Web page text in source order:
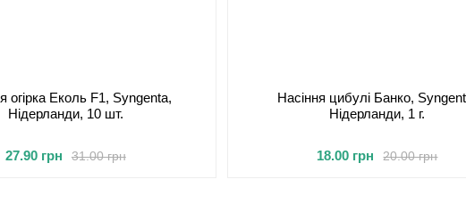
огірка Еколь F1, Syngenta,
Нідерланди, 10 шт.
31.00 грн
27.90 грн
Насіння цибулі Банко,
Нідерланди, 1 г.
20.00 грн
18.00 грн